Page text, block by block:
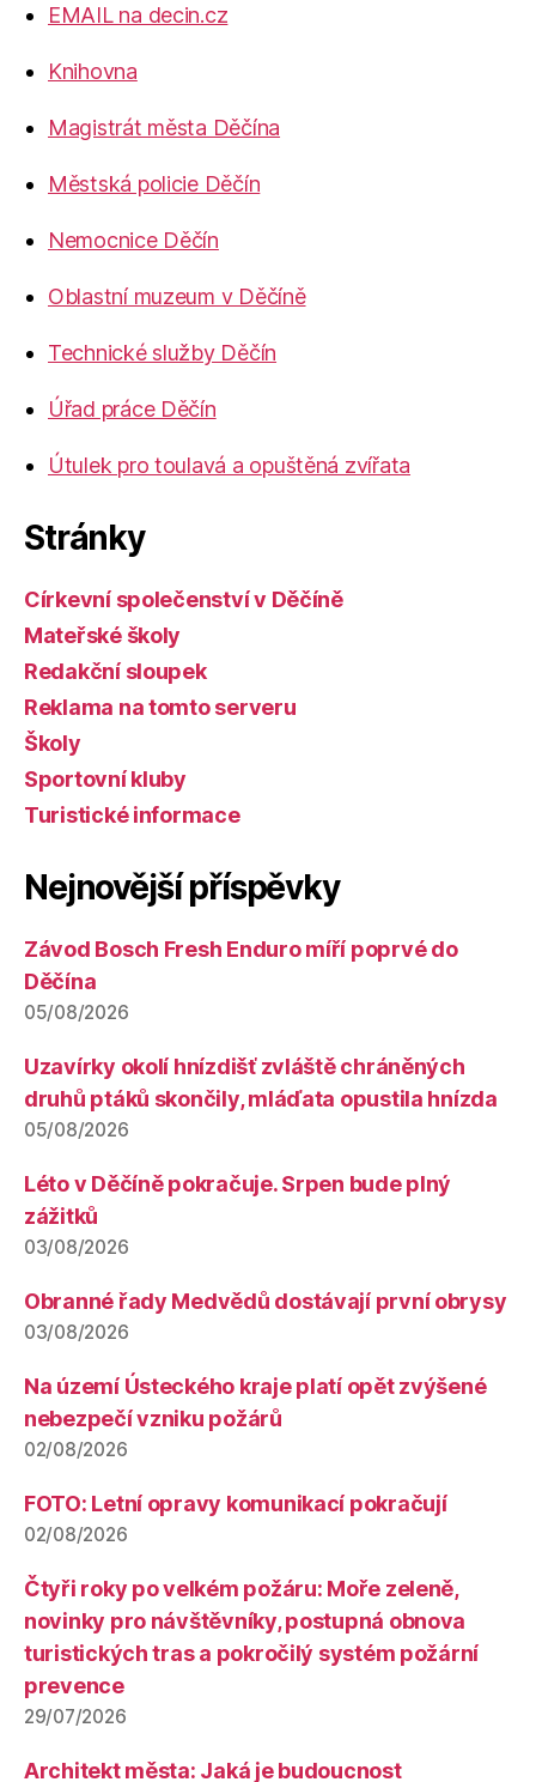
EMAIL na decin.cz
Knihovna
Magistrát města Děčína
Městská policie Děčín
Nemocnice Děčín
Oblastní muzeum v Děčíně
Technické služby Děčín
Úřad práce Děčín
Útulek pro toulavá a opuštěná zvířata
Stránky
Církevní společenství v Děčíně
Mateřské školy
Redakční sloupek
Reklama na tomto serveru
Školy
Sportovní kluby
Turistické informace
Nejnovější příspěvky
Závod Bosch Fresh Enduro míří poprvé do
Děčína
05/08/2026
Uzavírky okolí hnízdišť zvláště chráněných
druhů ptáků skončily, mláďata opustila hnízda
05/08/2026
Léto v Děčíně pokračuje. Srpen bude plný
zážitků
03/08/2026
Obranné řady Medvědů dostávají první obrysy
03/08/2026
Na území Ústeckého kraje platí opět zvýšené
nebezpečí vzniku požárů
02/08/2026
FOTO: Letní opravy komunikací pokračují
02/08/2026
Čtyři roky po velkém požáru: Moře zeleně,
novinky pro návštěvníky, postupná obnova
turistických tras a pokročilý systém požární
prevence
29/07/2026
Architekt města: Jaká je budoucnost